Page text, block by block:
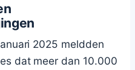
2025 meldden
dat meer dan 10.000